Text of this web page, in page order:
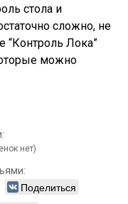
стола и
сложно, не
“Контроль Лока”
можно
нет)
Поделиться